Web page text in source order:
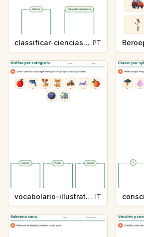
classificar-ciencias-k214-5 PT
vocabolario-illustrato-k235-5 IT